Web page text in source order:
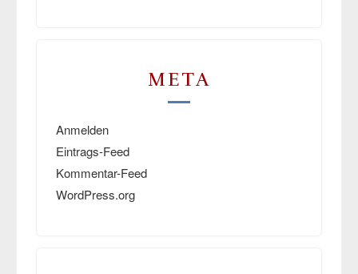
META
Anmelden
Eintrags-Feed
Kommentar-Feed
WordPress.org